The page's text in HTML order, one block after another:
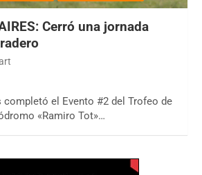
Cerró una jornada
completó el Evento #2 del Trofeo de
«Ramiro Tot»…